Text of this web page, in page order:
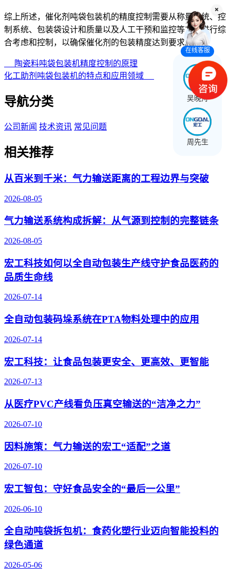
综上所述，催化剂吨袋包装机的精度控制需要从称量系统、控
制系统、包装袋设计和质量以及人工干预和监控等方面进行综
合考虑和控制，以确保催化剂的包装精度达到要求。
陶瓷料吨袋包装机精度控制的原理
化工助剂吨袋包装机的特点和应用领域
导航分类
公司新闻 技术资讯 常见问题
相关推荐
从百米到千米：气力输送距离的工程边界与突破
2026-08-05
气力输送系统构成拆解：从气源到控制的完整链条
2026-08-05
宏工科技如何以全自动包装生产线守护食品医药的
品质生命线
2026-07-14
全自动包装码垛系统在PTA物料处理中的应用
2026-07-14
宏工科技：让食品包装更安全、更高效、更智能
2026-07-13
从医疗PVC产线看负压真空输送的“洁净之力”
2026-07-10
因料施策：气力输送的宏工“适配”之道
2026-07-10
宏工智包：守好食品安全的“最后一公里”
2026-06-10
全自动吨袋拆包机：食药化塑行业迈向智能投料的
绿色通道
2026-05-06
在线客服
吴晚舟
周先生